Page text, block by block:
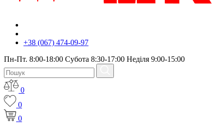
+38 (067) 474-09-97
Пн-Пт. 8:00-18:00 Субота 8:30-17:00 Неділя 9:00-15:00
0
0
0